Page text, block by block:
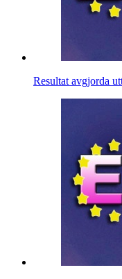
Resultat avgjorda